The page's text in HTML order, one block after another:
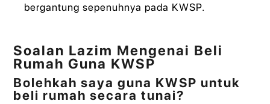
bergantung sepenuhnya pada KWSP.
Soalan Lazim Mengenai Beli
Rumah Guna KWSP
Bolehkah saya guna KWSP untuk
beli rumah secara tunai?